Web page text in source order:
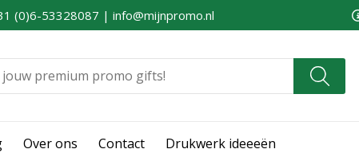
(0)6-53328087 | info@mijnpromo.nl
Over ons Contact Drukwerk ideeeën